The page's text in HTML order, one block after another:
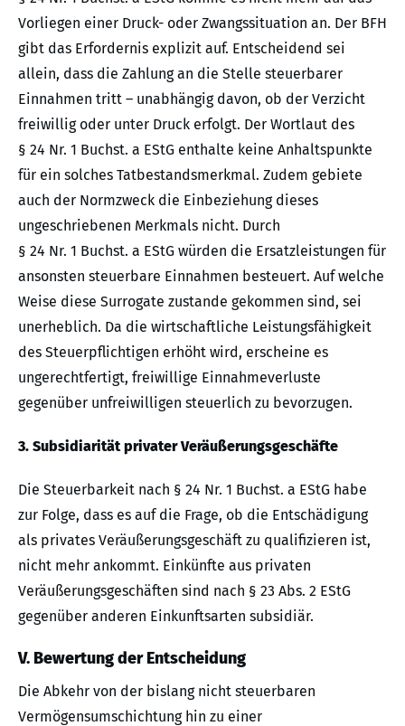
Vorliegen einer Druck- oder Zwangssituation an. Der BFH
gibt das Erfordernis explizit auf. Entscheidend sei
allein, dass die Zahlung an die Stelle steuerbarer
Einnahmen tritt – unabhängig davon, ob der Verzicht
freiwillig oder unter Druck erfolgt. Der Wortlaut des
§ 24 Nr. 1 Buchst. a EStG enthalte keine Anhaltspunkte
für ein solches Tatbestandsmerkmal. Zudem gebiete
auch der Normzweck die Einbeziehung dieses
ungeschriebenen Merkmals nicht. Durch
§ 24 Nr. 1 Buchst. a EStG würden die Ersatzleistungen für
ansonsten steuerbare Einnahmen besteuert. Auf welche
Weise diese Surrogate zustande gekommen sind, sei
unerheblich. Da die wirtschaftliche Leistungsfähigkeit
des Steuerpflichtigen erhöht wird, erscheine es
ungerechtfertigt, freiwillige Einnahmeverluste
gegenüber unfreiwilligen steuerlich zu bevorzugen.
3. Subsidiarität privater Veräußerungsgeschäfte
Die Steuerbarkeit nach § 24 Nr. 1 Buchst. a EStG habe
zur Folge, dass es auf die Frage, ob die Entschädigung
als privates Veräußerungsgeschäft zu qualifizieren ist,
nicht mehr ankommt. Einkünfte aus privaten
Veräußerungsgeschäften sind nach § 23 Abs. 2 EStG
gegenüber anderen Einkunftsarten subsidiär.
V. Bewertung der Entscheidung
Die Abkehr von der bislang nicht steuerbaren
Vermögensumschichtung hin zu einer